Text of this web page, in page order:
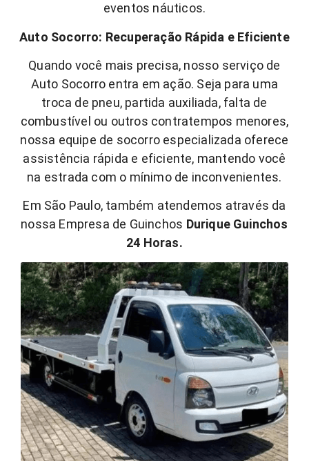
eventos náuticos.
Auto Socorro: Recuperação Rápida e Eficiente
Quando você mais precisa, nosso serviço de
Auto Socorro entra em ação. Seja para uma
troca de pneu, partida auxiliada, falta de
combustível ou outros contratempos menores,
nossa equipe de socorro especializada oferece
assistência rápida e eficiente, mantendo você
na estrada com o mínimo de inconvenientes.
Em São Paulo, também atendemos através da
nossa Empresa de Guinchos Durique Guinchos
24 Horas.